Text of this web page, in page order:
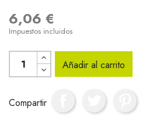
6,06 €
Impuestos incluidos
Añadir al carrito
Compartir